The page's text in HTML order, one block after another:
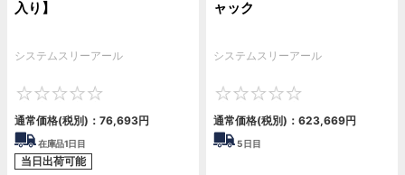
入り】
システムスリーアール
通常価格(税別)： 76,693円
在庫品1日目
当日出荷可能
ャック
システムスリーアール
通常価格(税別)： 623,669円
5日目